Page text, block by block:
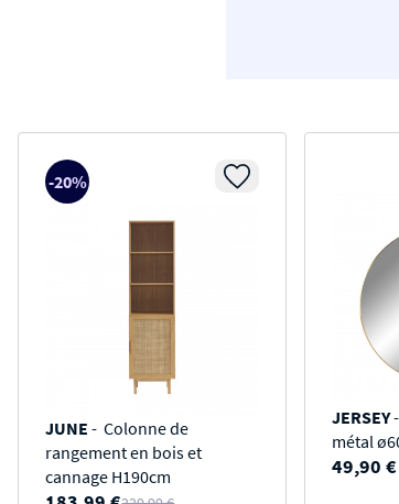
-20%
JUNE - Colonne de
rangement en bois et
cannage H190cm
JERSEY
métal
49,90 €